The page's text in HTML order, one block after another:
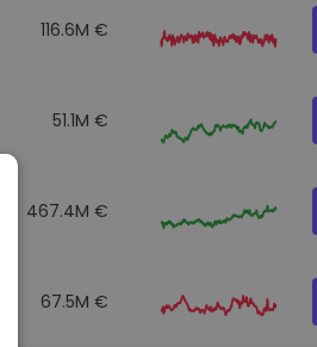
116.6M €
51.1M €
467.4M €
67.5M €